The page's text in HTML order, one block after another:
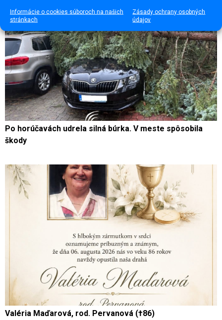
Informácie o cookies súboroch na našich
stránkach
Zásady ochrany osobných
údajov
Po horúčavách udrela silná búrka. V meste spôsobila
škody
Valéria Maďarová, rod. Pervanová (†86)